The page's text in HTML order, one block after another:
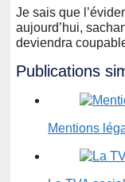
Je sais que
aujourd’hui,
deviendra
Publications
Mentions